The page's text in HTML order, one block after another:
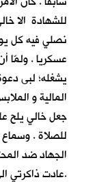
للشهادة الا
نصلي فيه كل
عسكريا . ولمّا
يشغله؛ لبى
المالية و
جعل خالي يلح
للصلاة .
الجهاد ضد
.عادت ذاكرتي